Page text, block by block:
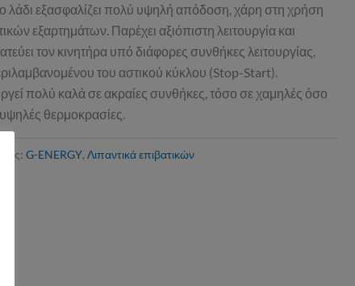
λάδι εξασφαλίζει πολύ υψηλή απόδοση, χάρη στη χρήση
εξαρτημάτων. Παρέχει αξιόπιστη λειτουργία και
τον κινητήρα υπό διάφορες συνθήκες λειτουργίας,
του αστικού κύκλου (Stop-Start).
πολύ καλά σε ακραίες συνθήκες, τόσο σε χαμηλές όσο
θερμοκρασίες.
G-ENERGY,Λιπαντικά επιβατικών